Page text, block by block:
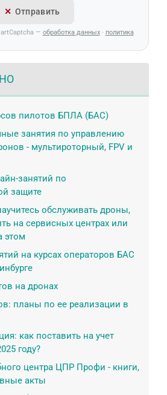
Отправить
— обработка данных· политика
пилотов БПЛА (БАС)
занятия по управлению
- мультироторный, FPV и
занятий по
защите
обслуживать дроны,
на сервисных центрах или
этом
на курсах операторов БАС
на дронах
планы по ее реализации в
как поставить на учет
году?
центра ЦПР Профи - книги,
акты